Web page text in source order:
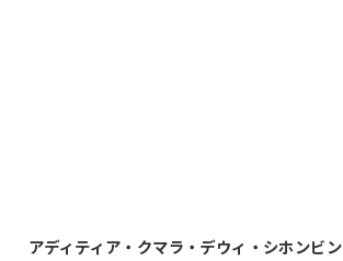
アディティア・クマラ・デウィ・シホンビン